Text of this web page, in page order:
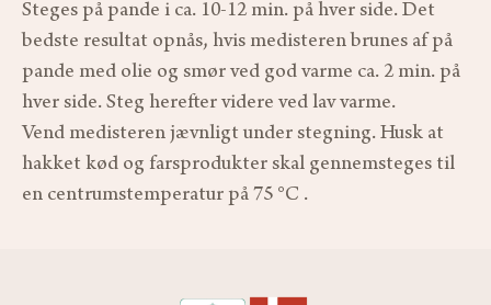
Steges på pande i ca. 10-12 min. på hver side. Det
bedste resultat opnås, hvis medisteren brunes af på
pande med olie og smør ved god varme ca. 2 min. på
hver side. Steg herefter videre ved lav varme.
Vend medisteren jævnligt under stegning. Husk at
hakket kød og farsprodukter skal gennemsteges til
en centrumstemperatur på 75 °C .